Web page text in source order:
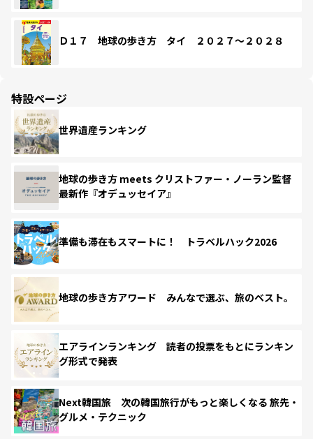
Ｄ１７ 地球の歩き方 タイ ２０２７～２０２８
特設ページ
世界遺産ランキング
地球の歩き方 meets クリストファー・ノーラン監督
最新作『オデュッセイア』
準備も滞在もスマートに！ トラベルハック2026
地球の歩き方アワード みんなで選ぶ、旅のベスト。
エアラインランキング 読者の投票をもとにランキン
グ形式で発表
Next韓国旅 次の韓国旅行がもっと楽しくなる 旅先・
グルメ・テクニック